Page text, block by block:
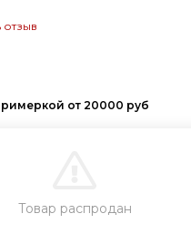
отзыв
КУПИТЬ В 1 КЛИК
Товар распродан